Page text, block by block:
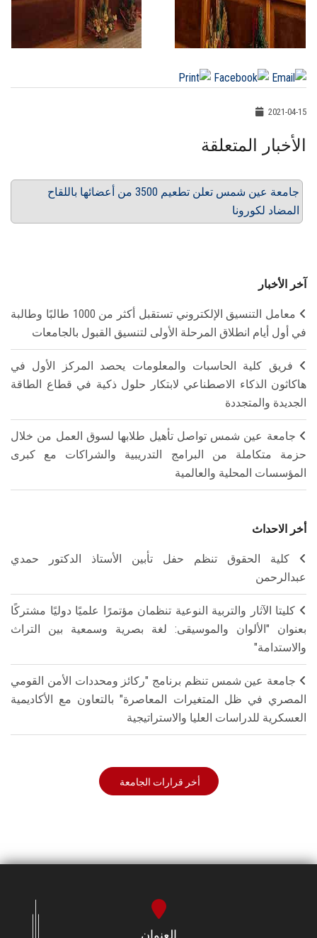
2021-04-15
الأخبار المتعلقة
جامعة عين شمس تعلن تطعيم 3500 من أعضائها باللقاح
المضاد لكورونا
آخر الأخبار
معامل التنسيق الإلكتروني تستقبل أكثر من 1000 طالبًا وطالبة
في أول أيام انطلاق المرحلة الأولى لتنسيق القبول بالجامعات
فريق كلية الحاسبات والمعلومات يحصد المركز الأول في
هاكاثون الذكاء الاصطناعي لابتكار حلول ذكية في قطاع الطاقة
الجديدة والمتجددة
جامعة عين شمس تواصل تأهيل طلابها لسوق العمل من خلال
حزمة متكاملة من البرامج التدريبية والشراكات مع كبرى
المؤسسات المحلية والعالمية
أخر الاحداث
كلية الحقوق تنظم حفل تأبين الأستاذ الدكتور حمدي
عبدالرحمن
كليتا الآثار والتربية النوعية تنظمان مؤتمرًا علميًا دوليًا مشتركًا
بعنوان "الألوان والموسيقى: لغة بصرية وسمعية بين التراث
والاستدامة"
جامعة عين شمس تنظم برنامج "ركائز ومحددات الأمن القومي
المصري في ظل المتغيرات المعاصرة" بالتعاون مع الأكاديمية
العسكرية للدراسات العليا والاستراتيجية
أخر قرارات الجامعة